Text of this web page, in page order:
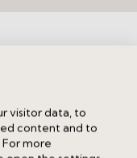
att forma
både middagar
sovrummen
innergården.
är värd?
visitor data, to
content and to
more